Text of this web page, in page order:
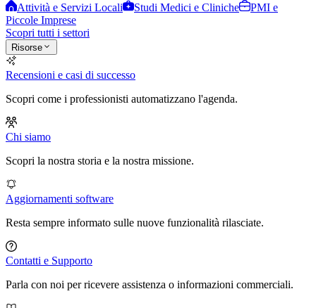
Attività e Servizi Locali
Studi Medici e Cliniche
PMI e
Piccole Imprese
Scopri tutti i settori
Risorse
Recensioni e casi di successo
Scopri come i professionisti automatizzano l'agenda.
Chi siamo
Scopri la nostra storia e la nostra missione.
Aggiornamenti software
Resta sempre informato sulle nuove funzionalità rilasciate.
Contatti e Supporto
Parla con noi per ricevere assistenza o informazioni commerciali.